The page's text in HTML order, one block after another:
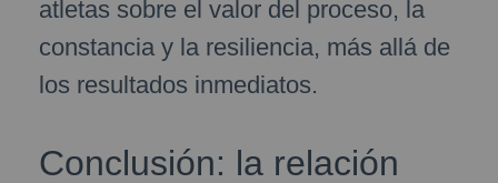
atletas sobre el valor del proceso, la
constancia y la resiliencia, más allá de
los resultados inmediatos.
Conclusión: la relación